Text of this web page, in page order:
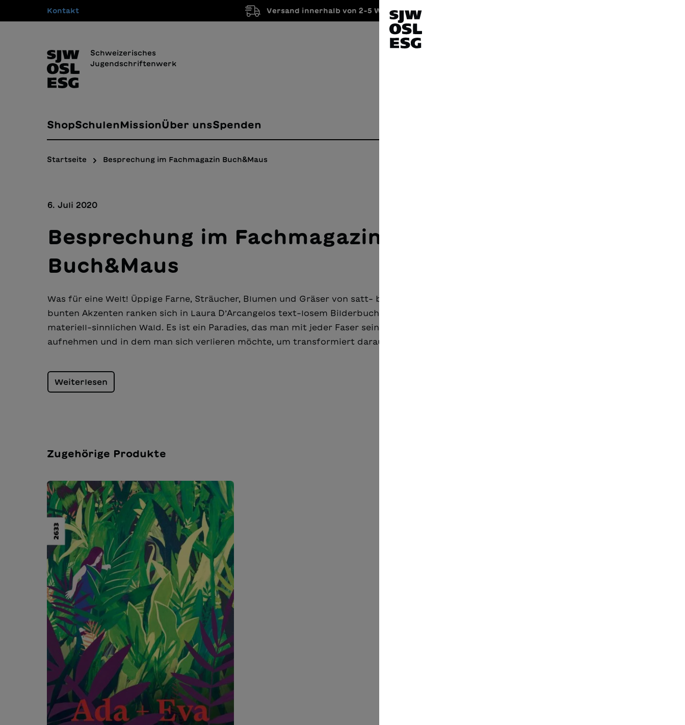
Zur Hauptnavigation springen
Kontakt Versand innerhalb von 2-5 Werktagen
Schweizerisches
Jugendschriftenwerk
ShopSchulen MissionÜber unsSpenden
Startseite Besprechung im Fachmagazin Buch&Maus
6. Juli 2020
Besprechung im Fachmagazin
Buch&Maus
Was für eine Welt! Üppige Farne, Sträucher, Blumen und Gräser von satt- bis zartgrün mit sparsam
bunten Akzenten ranken sich in Laura D’Arcangelos text-losem Bilderbuch zu einem ornamentalen,
materiell-sinnlichen Wald. Es ist ein Paradies, das man mit jeder Faser seines Daseins wahr- und
aufnehmen und in dem man sich verlieren möchte, um transformiert daraus aufzutauchen.
Weiterlesen
Produktgalerie überspringen
Zugehörige Produkte